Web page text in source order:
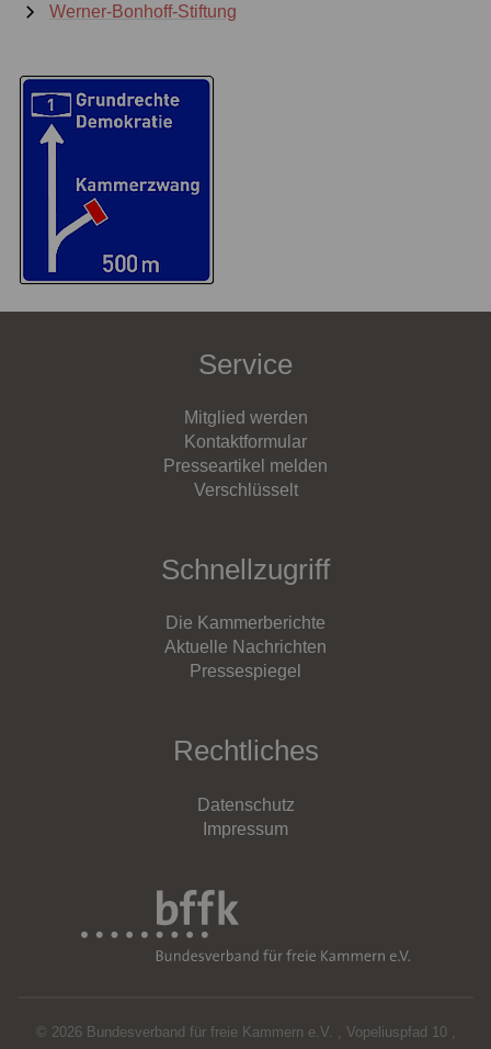
Werner-Bonhoff-Stiftung
Service
Mitglied werden
Kontaktformular
Presseartikel melden
Verschlüsselt
Schnellzugriff
Die Kammerberichte
Aktuelle Nachrichten
Pressespiegel
Rechtliches
Datenschutz
Impressum
© 2026 Bundesverband für freie Kammern e.V. , Vopeliuspfad 10,